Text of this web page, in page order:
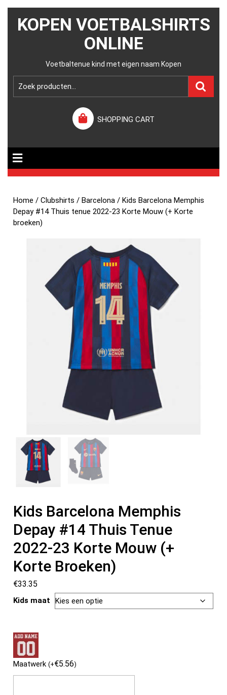
KOPEN VOETBALSHIRTS
ONLINE
Voetbaltenue kind met eigen naam Kopen
SHOPPING CART
Home /Clubshirts /Barcelona / Kids Barcelona Memphis
Depay #14 Thuis tenue 2022-23 Korte Mouw (+ Korte
broeken)
Kids Barcelona Memphis
Depay #14 Thuis Tenue
2022-23 Korte Mouw (+
Korte Broeken)
€33.35
Kids maat
Maatwerk(+€5.56)